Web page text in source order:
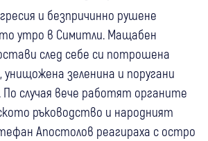
и безпричинно рушене
утро в Симитли. Мащабен
след себе си потрошена
зеленина и поругани
По случая вече работят органите
ръководство и народният
Апостолов реагираха с остро